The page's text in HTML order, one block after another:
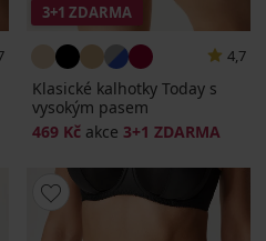
3+1 ZDARMA
4,7
Klasické kalhotky Today s
vysokým pasem
469 Kč akce 3+1 ZDARMA